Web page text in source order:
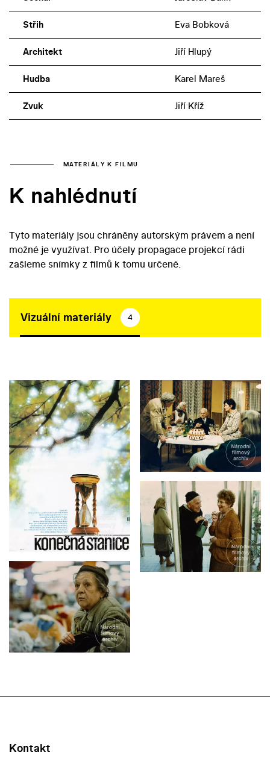
Střih Eva Bobková
Architekt Jiří Hlupý
Hudba Karel Mareš
Zvuk Jiří Kříž
MATERIÁLY K FILMU
K nahlédnutí
Tyto materiály jsou chráněny autorským právem a není
možné je využívat. Pro účely propagace projekcí rádi
zašleme snímky z filmů k tomu určené.
Vizuální materiály 4
Kontakt